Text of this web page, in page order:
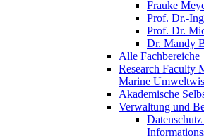
Frauke
Prof. Dr.-
Prof. Dr.
Dr. Mandy
Alle Fachbereiche
Research Faculty
Marine
Akademische
Verwaltung und
Datenschutz